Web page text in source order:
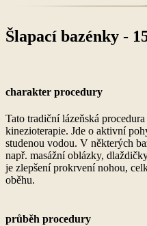
Šlapací bazénky -
charakter procedury
Tato tradiční lázeňská
kinezioterapie. Jde o aktivní
studenou vodou. V některých
např. masážní oblázky,
je zlepšení prokrvení nohou,
oběhu.
průběh procedury